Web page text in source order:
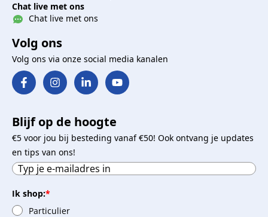
Chat live met ons
Chat live met ons
Volg ons
Volg ons via onze social media kanalen
Blijf op de hoogte
€5 voor jou bij besteding vanaf €50! Ook ontvang je updates
en tips van ons!
Ik shop:*
Particulier